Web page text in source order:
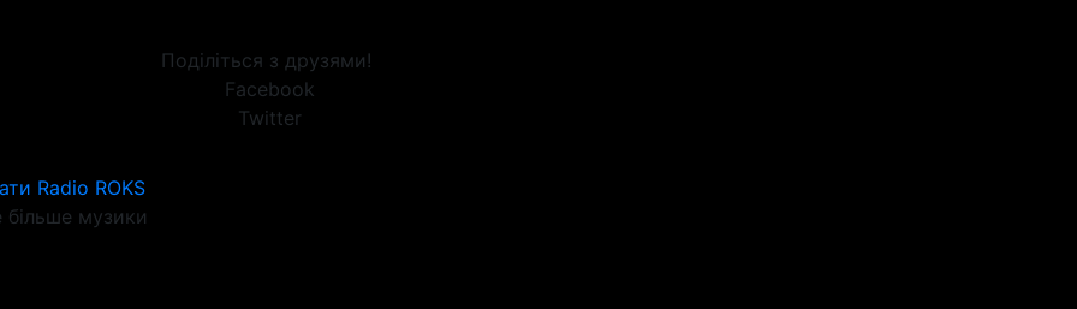
Поділіться з друзями!
Facebook
Twitter
Radio ROKS
музики